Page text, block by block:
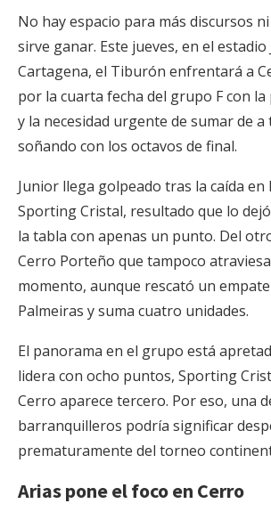
No hay espacio para más discursos
sirve ganar. Este jueves, en el
Cartagena, el Tiburón enfrentará a
por la cuarta fecha del grupo F con
y la necesidad urgente de sumar de
soñando con los octavos de final.
Junior llega golpeado tras la caída en
Sporting Cristal, resultado que lo
la tabla con apenas un punto. Del
Cerro Porteño que tampoco
momento, aunque rescató un
Palmeiras y suma cuatro unidades.
El panorama en el grupo está
lidera con ocho puntos, Sporting
Cerro aparece tercero. Por eso, una
barranquilleros podría significar
prematuramente del torneo
Arias pone el foco en Cerro